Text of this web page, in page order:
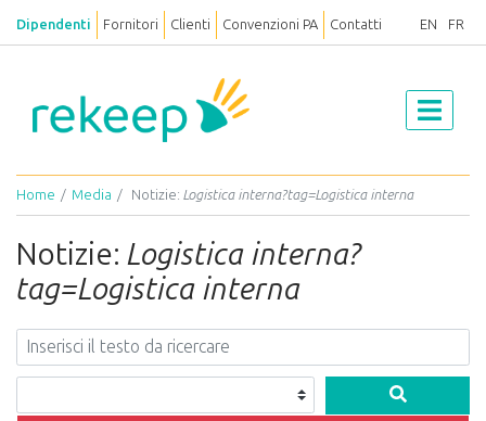
Dipendenti Fornitori Clienti Convenzioni PA Contatti EN FR
Home Media Notizie: Logistica interna?tag=Logistica interna
Notizie: Logistica interna?
tag=Logistica interna